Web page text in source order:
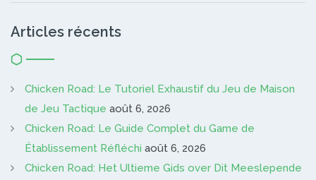
Articles récents
Chicken Road: Le Tutoriel Exhaustif du Jeu de Maison
de Jeu Tactique août 6, 2026
Chicken Road: Le Guide Complet du Game de
Établissement Réfléchi août 6, 2026
Chicken Road: Het Ultieme Gids over Dit Meeslepende